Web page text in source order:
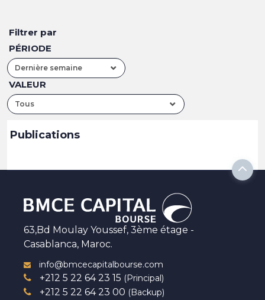
Filtrer par
PÉRIODE
Dernière semaine
VALEUR
Tous
Publications
63,Bd Moulay Youssef, 3ème étage -
Casablanca, Maroc.
info@bmcecapitalbourse.com
+212 5 22 64 23 15 (Principal)
+212 5 22 64 23 00 (Backup)